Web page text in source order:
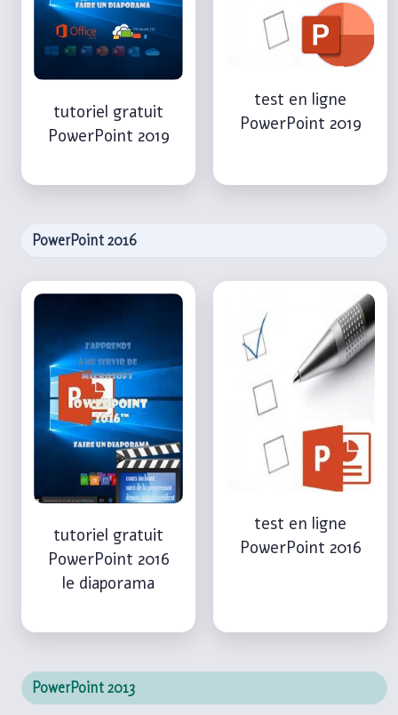
tutoriel gratuit
PowerPoint 2019
test en ligne
PowerPoint 2019
PowerPoint 2016
tutoriel gratuit
PowerPoint 2016
le diaporama
test en ligne
PowerPoint 2016
PowerPoint 2013